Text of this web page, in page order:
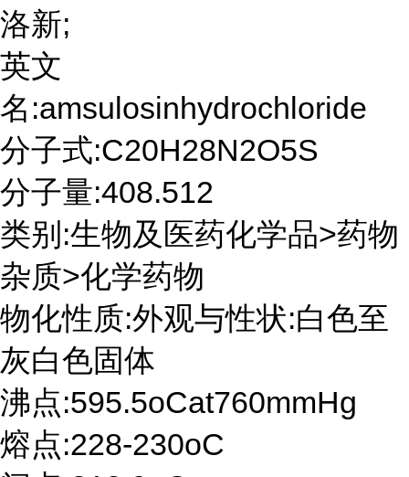
洛新;
英文
名:amsulosinhydrochloride
分子式:C20H28N2O5S
分子量:408.512
类别:生物及医药化学品>药物
杂质>化学药物
物化性质:外观与性状:白色至
灰白色固体
沸点:595.5oCat760mmHg
熔点:228-230oC